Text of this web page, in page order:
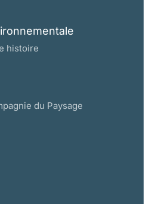
histoire
du Paysage